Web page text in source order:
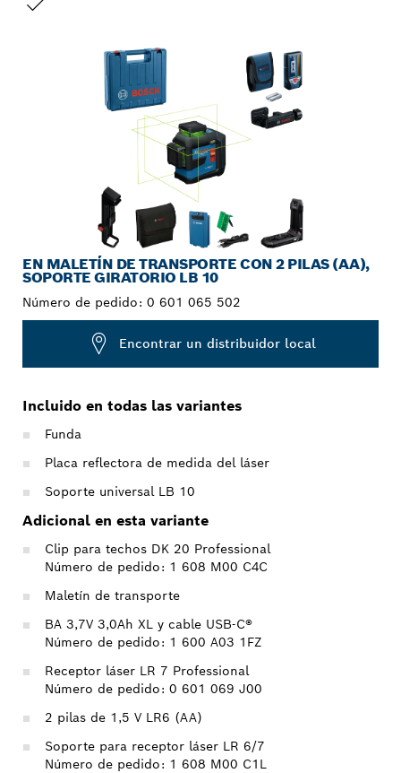
EN MALETÍN DE TRANSPORTE CON 2 PILAS (AA),
SOPORTE GIRATORIO LB 10
Número de pedido: 0 601 065 502
Encontrar un distribuidor local
Incluido en todas las variantes
Funda
Placa reflectora de medida del láser
Soporte universal LB 10
Adicional en esta variante
Clip para techos DK 20 Professional
Número de pedido: 1 608 M00 C4C
Maletín de transporte
BA 3,7V 3,0Ah XL y cable USB-C®
Número de pedido: 1 600 A03 1FZ
Receptor láser LR 7 Professional
Número de pedido: 0 601 069 J00
2 pilas de 1,5 V LR6 (AA)
Soporte para receptor láser LR 6/7
Número de pedido: 1 608 M00 C1L